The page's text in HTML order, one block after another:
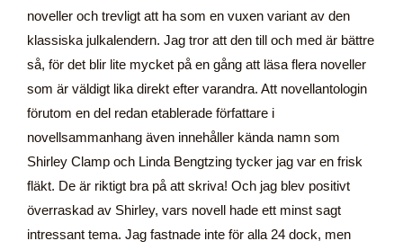
noveller och trevligt att ha som en vuxen variant av den
klassiska julkalendern. Jag tror att den till och med är bättre
så, för det blir lite mycket på en gång att läsa flera noveller
som är väldigt lika direkt efter varandra. Att novellantologin
förutom en del redan etablerade författare i
novellsammanhang även innehåller kända namn som
Shirley Clamp och Linda Bengtzing tycker jag var en frisk
fläkt. De är riktigt bra på att skriva! Och jag blev positivt
överraskad av Shirley, vars novell hade ett minst sagt
intressant tema. Jag fastnade inte för alla 24 dock, men